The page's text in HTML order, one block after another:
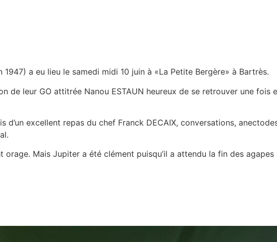
a eu lieu le samedi midi 10 juin à «La Petite Bergère» à Bartrès.
de leur GO attitrée Nanou ESTAUN heureux de se retrouver une fois
d’un excellent repas du chef Franck DECAIX, conversations,
Mais Jupiter a été clément puisqu’il a attendu la fin des agapes